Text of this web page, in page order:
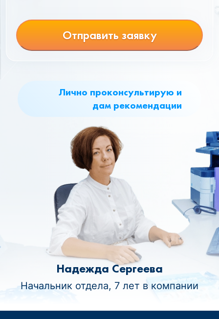
Лично проконсультирую и
дам рекомендации
Надежда Сергеева
Начальник отдела, 7 лет в компании
Отправить заявку